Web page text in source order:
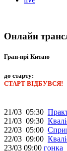
Онлайн
Гран-прі Китаю
до старту:
СТАРТ ВІДБУВСЯ!
21/03 05:30
21/03 09:30
22/03 05:00
22/03 09:00
23/03 09:00 гонка